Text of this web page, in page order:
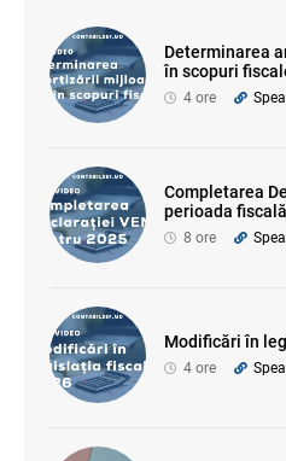
Determinarea
în scopuri
4 ore
Completarea
perioada
8 ore
Modificări în
4 ore